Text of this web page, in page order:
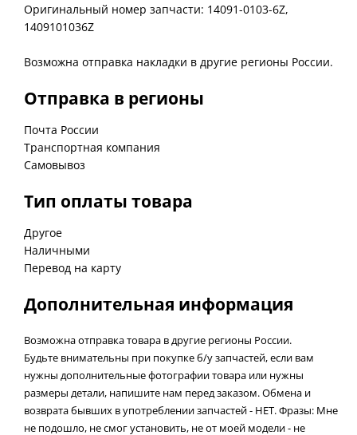
Оригинальный номер запчасти: 14091-0103-6Z,
1409101036Z
Возможна отправка накладки в другие регионы России.
Отправка в регионы
Почта России
Транспортная компания
Самовывоз
Тип оплаты товара
Другое
Наличными
Перевод на карту
Дополнительная информация
Возможна отправка товара в другие регионы России.
Будьте внимательны при покупке б/у запчастей, если вам
нужны дополнительные фотографии товара или нужны
размеры детали, напишите нам перед заказом. Обмена и
возврата бывших в употреблении запчастей - НЕТ. Фразы: Мне
не подошло, не смог установить, не от моей модели - не